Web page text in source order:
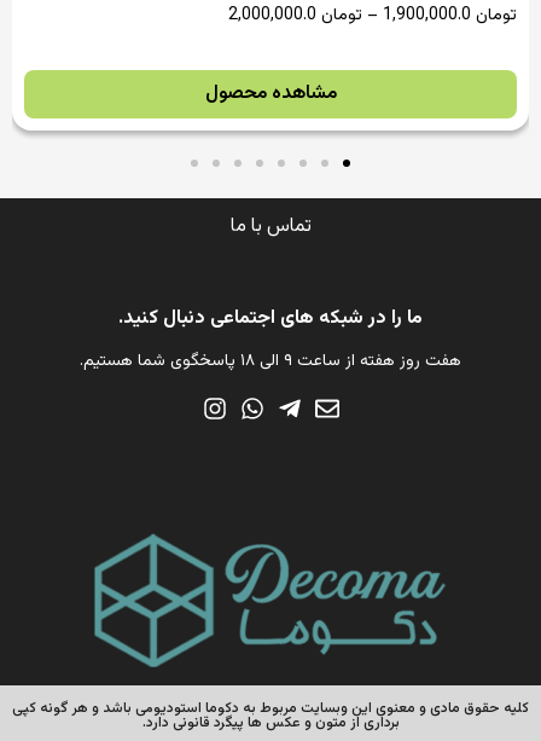
تومان1,400,000.0
تماس با ما
ما را در شبکه های اجتماعی دنبال کنید.
هفت روز هفته از ساعت ۹ الی ۱۸ پاسخگوی شما هستیم.
کلیه حقوق مادی و معنوی این وبسایت مربوط به دکوما استودیومی باشد و هر گونه کپی
برداری از متون و عکس ها پیگرد قانونی دارد.